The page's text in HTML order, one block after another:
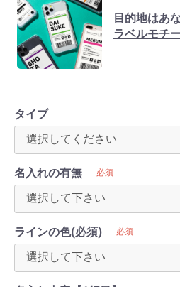
目的地はあ
ラベルモチ
タイブ
名入れの有無 必須
ラインの色(必須) 必須